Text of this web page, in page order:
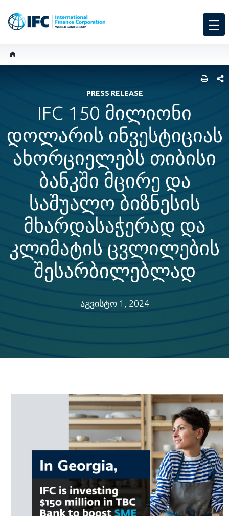
PRESS RELEASE
IFC 150 მილიონი
დოლარის ინვესტიციას
ახორციელებს თიბისი
ბანკში მცირე და
საშუალო ბიზნესის
მხარდასაჭერად და
კლიმატის ცვლილების
შესარბილებლად
აგვისტო 1, 2024